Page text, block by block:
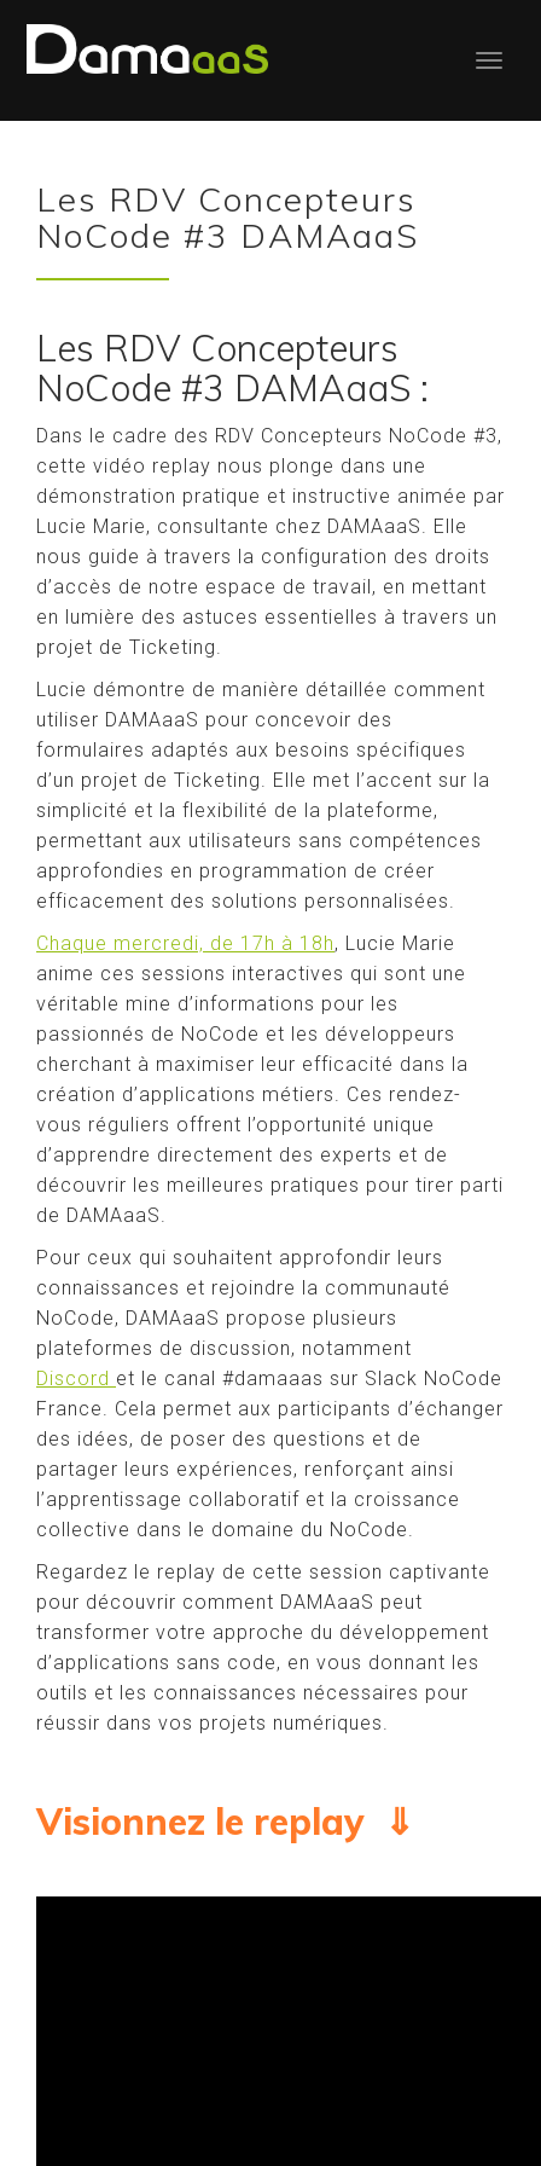
Les RDV Concepteurs
NoCode #3 DAMAaaS
Les RDV Concepteurs
NoCode #3 DAMAaaS :
Dans le cadre des RDV Concepteurs NoCode #3,
cette vidéo replay nous plonge dans une
démonstration pratique et instructive animée par
Lucie Marie, consultante chez DAMAaaS. Elle
nous guide à travers la configuration des droits
d’accès de notre espace de travail, en mettant
en lumière des astuces essentielles à travers un
projet de Ticketing.
Lucie démontre de manière détaillée comment
utiliser DAMAaaS pour concevoir des
formulaires adaptés aux besoins spécifiques
d’un projet de Ticketing. Elle met l’accent sur la
simplicité et la flexibilité de la plateforme,
permettant aux utilisateurs sans compétences
approfondies en programmation de créer
efficacement des solutions personnalisées.
Chaque mercredi, de 17h à 18h, Lucie Marie
anime ces sessions interactives qui sont une
véritable mine d’informations pour les
passionnés de NoCode et les développeurs
cherchant à maximiser leur efficacité dans la
création d’applications métiers. Ces rendez-
vous réguliers offrent l’opportunité unique
d’apprendre directement des experts et de
découvrir les meilleures pratiques pour tirer parti
de DAMAaaS.
Pour ceux qui souhaitent approfondir leurs
connaissances et rejoindre la communauté
NoCode, DAMAaaS propose plusieurs
plateformes de discussion, notamment
Discord et le canal #damaaas sur Slack NoCode
France. Cela permet aux participants d’échanger
des idées, de poser des questions et de
partager leurs expériences, renforçant ainsi
l’apprentissage collaboratif et la croissance
collective dans le domaine du NoCode.
Regardez le replay de cette session captivante
pour découvrir comment DAMAaaS peut
transformer votre approche du développement
d’applications sans code, en vous donnant les
outils et les connaissances nécessaires pour
réussir dans vos projets numériques.
Visionnez le replay ⇓